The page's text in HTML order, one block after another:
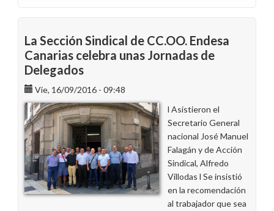
calendarios
laborales
de
2020
de
Endesa
en
Canarias
La Sección Sindical de CC.OO. Endesa
Canarias celebra unas Jornadas de
Delegados
Vie, 16/09/2016 - 09:48
l Asistieron el
Secretario General
nacional José Manuel
Falagán y de Acción
Sindical, Alfredo
Villodas l Se insistió
en la recomendación
al trabajador que sea